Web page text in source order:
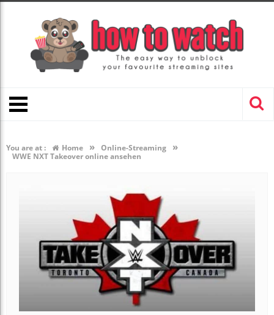
You are at : Home » Online-Streaming »
WWE NXT Takeover online ansehen